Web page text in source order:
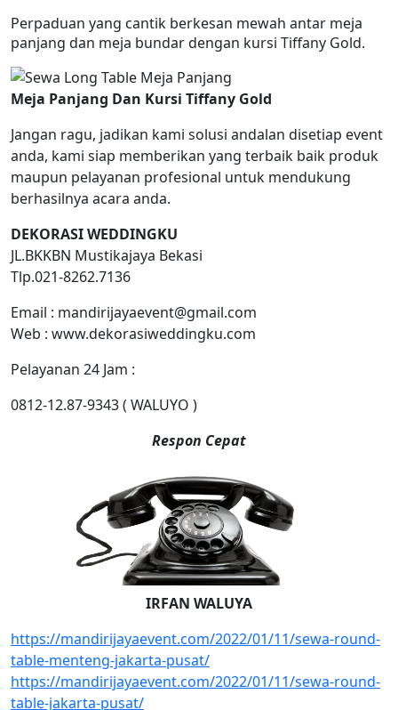
Perpaduan yang cantik berkesan mewah antar meja
panjang dan meja bundar dengan kursi Tiffany Gold.
Meja Panjang Dan Kursi Tiffany Gold
Jangan ragu, jadikan kami solusi andalan disetiap event
anda, kami siap memberikan yang terbaik baik produk
maupun pelayanan profesional untuk mendukung
berhasilnya acara anda.
DEKORASI WEDDINGKU
JL.BKKBN Mustikajaya Bekasi
Tlp.021-8262.7136
Email : mandirijayaevent@gmail.com
Web : www.dekorasiweddingku.com
Pelayanan 24 Jam :
0812-12.87-9343 ( WALUYO )
Respon Cepat
IRFAN WALUYA
https://mandirijayaevent.com/2022/01/11/sewa-round-
table-menteng-jakarta-pusat/
https://mandirijayaevent.com/2022/01/11/sewa-round-
table-jakarta-pusat/